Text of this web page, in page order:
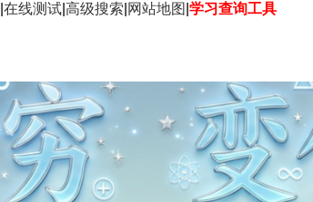
在线测试 高级搜索 网站地图 学习查询工具